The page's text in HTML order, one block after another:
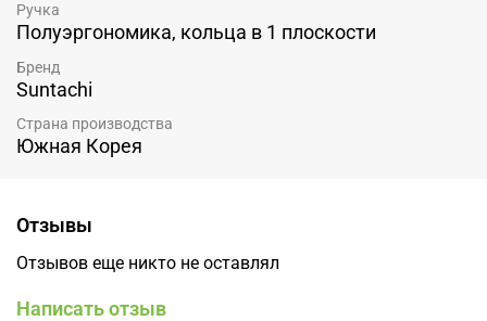
Ручка
Полуэргономика, кольца в 1 плоскости
Бренд
Suntachi
Страна производства
Южная Корея
Отзывы
Отзывов еще никто не оставлял
Написать отзыв